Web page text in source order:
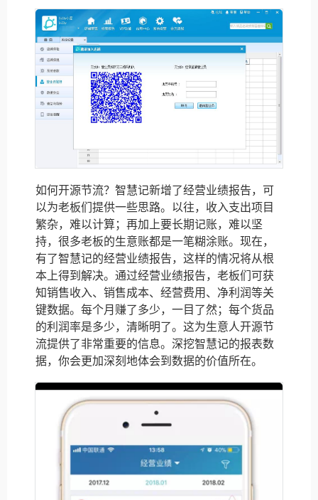
如何开源节流？智慧记新增了经营业绩报告，可
以为老板们提供一些思路。以往，收入支出项目
繁杂，难以计算；再加上要长期记账，难以坚
持，很多老板的生意账都是一笔糊涂账。现在，
有了智慧记的经营业绩报告，这样的情况将从根
本上得到解决。通过经营业绩报告，老板们可获
知销售收入、销售成本、经营费用、净利润等关
键数据。每个月赚了多少，一目了然；每个货品
的利润率是多少，清晰明了。这为生意人开源节
流提供了非常重要的信息。深挖智慧记的报表数
据，你会更加深刻地体会到数据的价值所在。